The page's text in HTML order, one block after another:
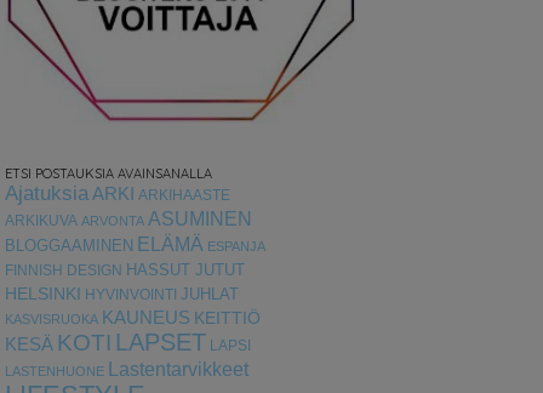
ETSI POSTAUKSIA AVAINSANALLA
Ajatuksia ARKI ARKIHAASTE
ARKIKUVA ARVONTA ASUMINEN
BLOGGAAMINEN ELÄMÄ ESPANJA
FINNISH DESIGN HASSUT JUTUT
HELSINKI HYVINVOINTI JUHLAT
KASVISRUOKA KAUNEUS KEITTIÖ
KESÄ KOTI LAPSET LAPSI
LASTENHUONE Lastentarvikkeet